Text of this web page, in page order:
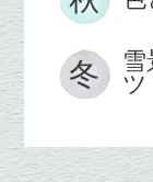
冬
ツ